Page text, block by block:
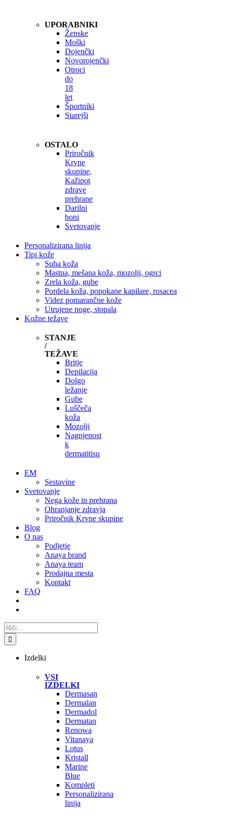
UPORABNIKI
Ženske
Moški
Dojenčki
Novorojenčki
Otroci
do
18
let
Športniki
Starejši
OSTALO
Priročnik
Krvne
skupine,
Kažipot
zdrave
prehrane
Darilni
boni
Svetovanje
Personalizirana linija
Tipi kože
Suha koža
Mastna, mešana koža, mozolji, ogrci
Zrela koža, gube
Pordela koža, popokane kapilare, rosacea
Videz pomarančne kože
Utrujene noge, stopala
Kožne težave
STANJE
/
TEŽAVE
Britje
Depilacija
Dolgo
ležanje
Gube
Luščeča
koža
Mozolji
Nagnjenost
k
dermatitisu
EM
Sestavine
Svetovanje
Nega kože in prehrana
Ohranjanje zdravja
Priročnik Krvne skupine
Blog
O nas
Podjetje
Anaya brand
Anaya team
Prodajna mesta
Kontakt
FAQ
Search
for:
Izdelki
VSI
IZDELKI
Dermasan
Dermalan
Dermadol
Dermatan
Renowa
Vitanaya
Lotus
Kristall
Marine
Blue
Kompleti
Personalizirana
linija